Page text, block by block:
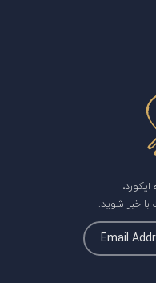
با خبر شوید.